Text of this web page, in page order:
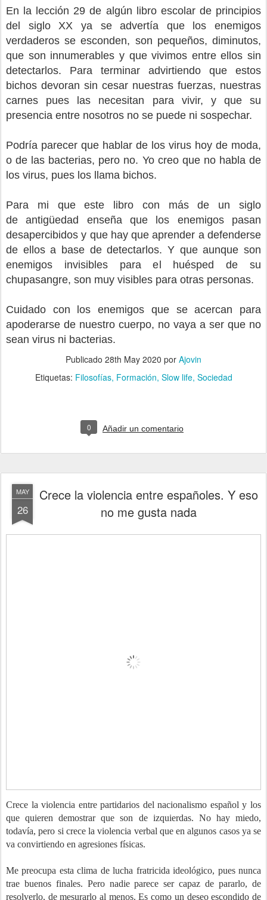
En la lección 29 de algún libro escolar de principios
del siglo XX ya se advertía que los enemigos
verdaderos se esconden, son pequeños, diminutos,
que son innumerables y que vivimos entre ellos sin
detectarlos. Para terminar advirtiendo que estos
bichos devoran sin cesar nuestras fuerzas, nuestras
carnes pues las necesitan para vivir, y que su
presencia entre nosotros no se puede ni sospechar.
Podría parecer que hablar de los virus hoy de moda,
o de las bacterias, pero no. Yo creo que no habla de
los virus, pues los llama bichos.
Para mi que este libro con más de un siglo
de antigüedad enseña que los enemigos pasan
desapercibidos y que hay que aprender a defenderse
de ellos a base de detectarlos. Y que aunque son
enemigos invisibles para el huésped de su
chupasangre, son muy visibles para otras personas.
Cuidado con los enemigos que se acercan para
apoderarse de nuestro cuerpo, no vaya a ser que no
sean virus ni bacterias.
Publicado 28th May 2020 por Ajovin
Etiquetas: Filosofías Formación Slow life Sociedad
0 Añadir un comentario
MAY
26
Crece la violencia entre españoles. Y eso
no me gusta nada
Crece la violencia entre partidarios del nacionalismo español y los
que quieren demostrar que son de izquierdas. No hay miedo,
todavía, pero si crece la violencia verbal que en algunos casos ya se
va convirtiendo en agresiones físicas.
Me preocupa esta clima de lucha fratricida ideológico, pues nunca
trae buenos finales. Pero nadie parece ser capaz de pararlo, de
resolverlo, de mesurarlo al menos. Es como un deseo escondido de